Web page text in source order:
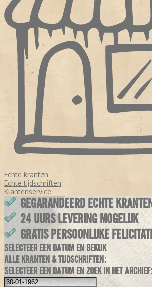
Echte kranten
Echte tijdschriften
Klantenservice
GEGARANDEERD ECHTE
24 UURS LEVERING MOGELIJK
GRATIS PERSOONLIJKE
SELECTEER EEN DATUM EN BEKIJK
ALLE KRANTEN & TIJDSCHRIFTEN:
SELECTEER EEN DATUM EN ZOEK IN HET ARCHIEF: